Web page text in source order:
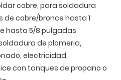
cobre, para soldadura
de cobre/bronce hasta 1
hasta 5/8 pulgadas
de plomeria,
electricidad,
con tanques de propano o